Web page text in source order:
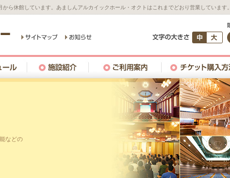
ら休館しています。あましんアルカイックホール・オクトはこれまでどおり営業しています。
などの